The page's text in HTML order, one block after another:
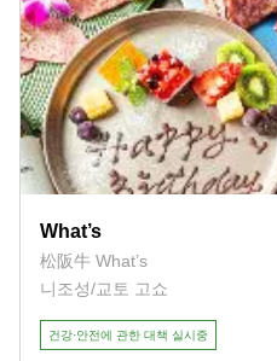
What’s
松阪牛 What’s
니조성/교토 고쇼
건강·안전에 관한 대책 실시중